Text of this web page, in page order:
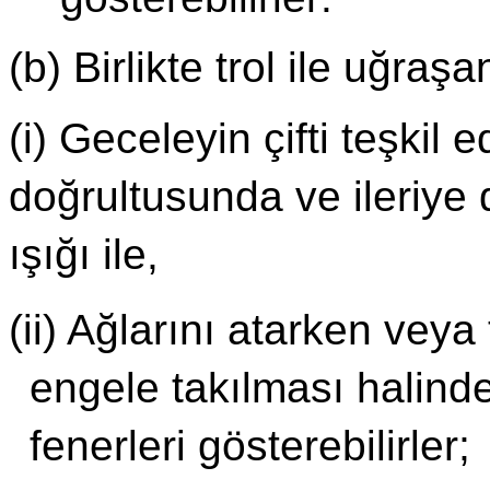
(b) Birlikte trol ile
(i) Geceleyin çifti teşkil
doğrultusunda ve ileriye
ışığı ile,
(ii) Ağlarını atarken
engele takılması
fenerleri gösterebilirler;